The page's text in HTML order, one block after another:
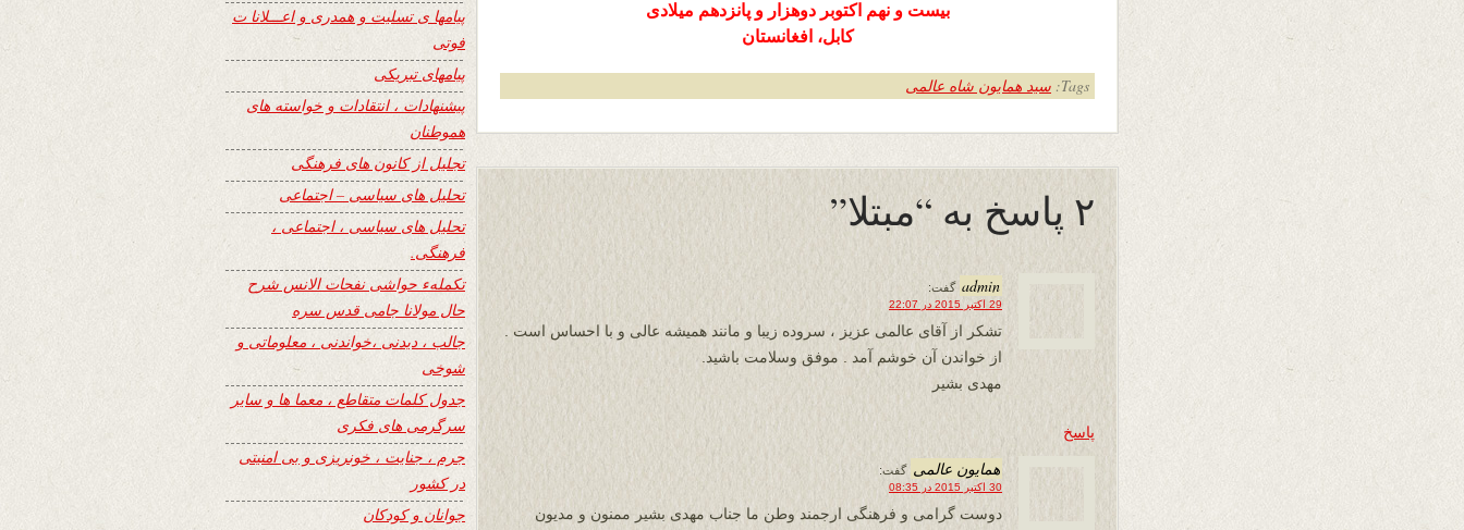
بیست و نهم اکتوبر دوهزار و پانزدهم میلادی
کابل، افغانستان
Tags: سید همایون شاه عالمی
۲ پاسخ به “مبتلا”
admin گفت:
29 اکتبر 2015 در 22:07
تشکر از آقای عالمی عزیز ، سروده زیبا و مانند همیشه عالی و با احساس است .
از خواندن آن خوشم آمد . موفق وسلامت باشید.
مهدی بشیر
پاسخ
همایون عالمی گفت:
30 اکتبر 2015 در 08:35
دوست گرامی و فرهنگی ارجمند وطن ما جناب مهدی بشیر ممنون و مدیون
پیامها ی تسلیت و همدری و اعـــلانا ت
فوتی
پیامهای تبریکی
پیشنهادات ، انتقادات و خواسته های
هموطنان
تجلیل از کانون های فرهنگی
تحلیل های سیاسی – اجتماعی
تحلیل های سیاسی ، اجتماعی ،
فرهنگی.
تکملهء حواشی نفحات الانس شرح
حال مولانا جامی قدس سره
جالب ، دیدنی ،خواندنی ، معلوماتی و
شوخی
جدول کلمات متقاطع ، معما ها و سایر
سرگرمی های فکری
جرم ، جنایت ، خونریزی و بی امنیتی
در کشور
جوانان و کودکان